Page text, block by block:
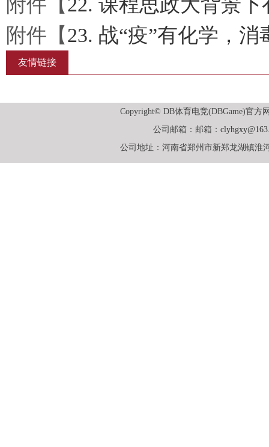
附件【22. 课程思政大背景
附件【23. 战“疫”有化学，
友情链接
Copyright© DB体育电竞(DBGame)官方
公司邮箱：邮箱：
公司地址：河南省郑州市新郑龙湖镇淮